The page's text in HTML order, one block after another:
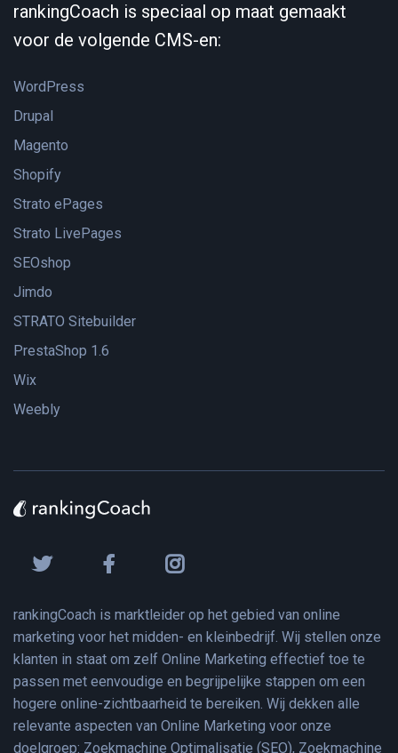
rankingCoach is speciaal op maat gemaakt
voor de volgende CMS-en:
WordPress
Drupal
Magento
Shopify
Strato ePages
Strato LivePages
SEOshop
Jimdo
STRATO Sitebuilder
PrestaShop 1.6
Wix
Weebly
rankingCoach is marktleider op het gebied van online
marketing voor het midden- en kleinbedrijf. Wij stellen onze
klanten in staat om zelf Online Marketing effectief toe te
passen met eenvoudige en begrijpelijke stappen om een
hogere online-zichtbaarheid te bereiken. Wij dekken alle
relevante aspecten van Online Marketing voor onze
doelgroep: Zoekmachine Optimalisatie (SEO), Zoekmachine